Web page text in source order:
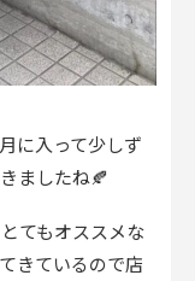
に入って少しず
ましたね🍂
てもオススメな
きているので店